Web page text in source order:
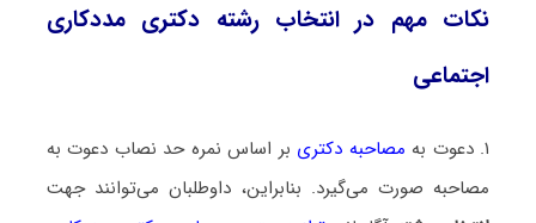
نکات مهم در انتخاب رشته دکتری مددکاری
اجتماعی
۱. دعوت به مصاحبه دکتری بر اساس نمره حد نصاب دعوت به
مصاحبه صورت می‌گیرد. بنابراین، داوطلبان می‌توانند جهت